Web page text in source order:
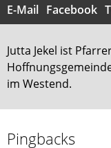
E-Mail Facebook
Jutta Jekel ist
im Westend.
Pingbacks